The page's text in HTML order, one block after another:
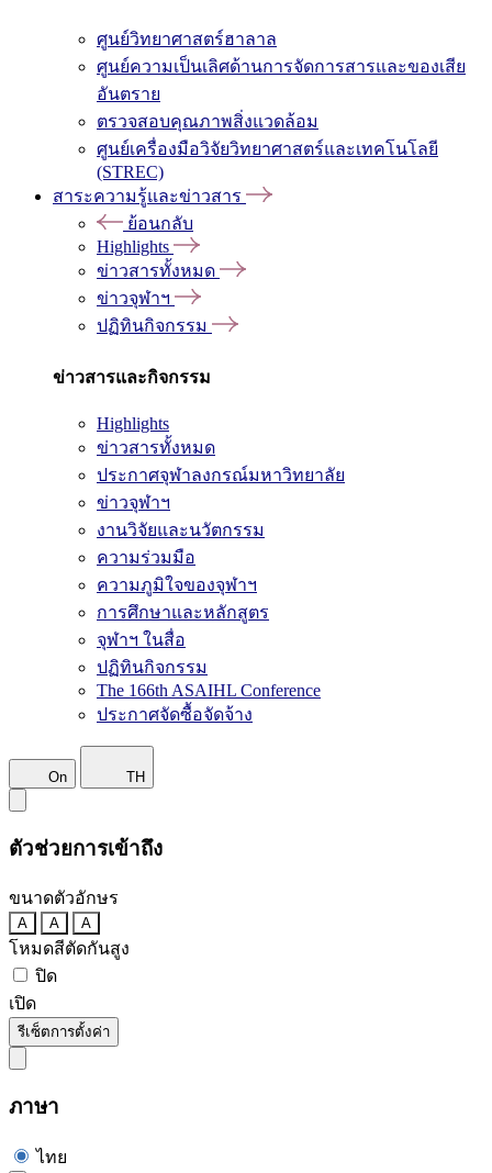
ศูนย์วิทยาศาสตร์ฮาลาล
ศูนย์ความเป็นเลิศด้านการจัดการสารและของเสีย
อันตราย
ตรวจสอบคุณภาพสิ่งแวดล้อม
ศูนย์เครื่องมือวิจัยวิทยาศาสตร์และเทคโนโลยี
(STREC)
สาระความรู้และข่าวสาร
ย้อนกลับ
Highlights
ข่าวสารทั้งหมด
ข่าวจุฬาฯ
ปฏิทินกิจกรรม
ข่าวสารและกิจกรรม
Highlights
ข่าวสารทั้งหมด
ประกาศจุฬาลงกรณ์มหาวิทยาลัย
ข่าวจุฬาฯ
งานวิจัยและนวัตกรรม
ความร่วมมือ
ความภูมิใจของจุฬาฯ
การศึกษาและหลักสูตร
จุฬาฯ ในสื่อ
ปฏิทินกิจกรรม
The 166th ASAIHL Conference
ประกาศจัดซื้อจัดจ้าง
On TH
ตัวช่วยการเข้าถึง
ขนาดตัวอักษร
A A A
โหมดสีตัดกันสูง
ปิด
เปิด
รีเซ็ตการตั้งค่า
ภาษา
ไทย